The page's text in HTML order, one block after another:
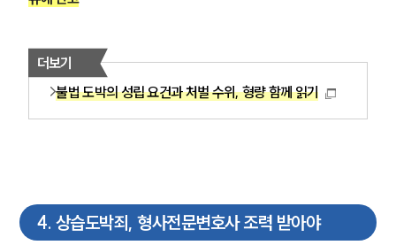
형사 주요 업무사례
형사 법률정보
법률지식인
형사그룹 업무
더보기
불법 도박의 성립 요건과 처벌 수위, 형량 함께 읽기
4. 상습도박죄, 형사전문변호사 조력 받아야